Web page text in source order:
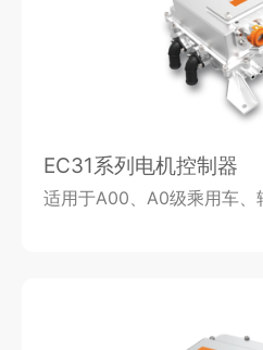
EC31系列电机控制器
适用于A00、A0级乘用车、